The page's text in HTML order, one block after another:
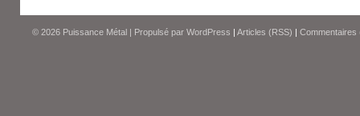
© 2026 Puissance Métal | Propulsé par WordPress | Articles (RSS) | Commentaires